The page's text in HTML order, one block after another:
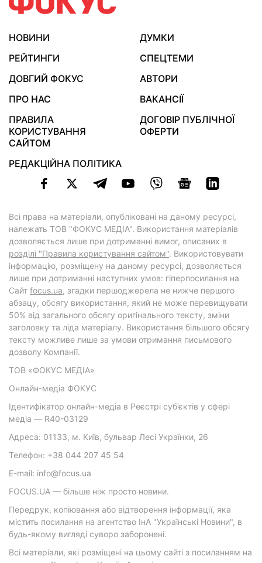
НОВИНИ
ДУМКИ
РЕЙТИНГИ
СПЕЦТЕМИ
ДОВГИЙ ФОКУС
АВТОРИ
ПРО НАС
ВАКАНСІЇ
ПРАВИЛА
КОРИСТУВАННЯ
САЙТОМ
ДОГОВІР ПУБЛІЧНОЇ
ОФЕРТИ
РЕДАКЦІЙНА ПОЛІТИКА
Всі права на матеріали, опубліковані на даному ресурсі,
належать ТОВ "ФОКУС МЕДІА". Використання матеріалів
дозволяється лише при дотриманні вимог, описаних в
розділі "Правила користування сайтом". Використовувати
інформацію, розміщену на даному ресурсі, дозволяється
лише при дотриманні наступних умов: гіперпосилання на
Cайт focus.ua, згадки першоджерела не нижче першого
абзацу, обсягу використання, який не може перевищувати
50% від загального обсягу оригінального тексту, зміни
заголовку та ліда матеріалу. Використання більшого обсягу
тексту можливе лише за умови отримання письмового
дозволу Компанії.
ТОВ «ФОКУС МЕДІА»
Онлайн-медіа ФОКУС
Ідентифікатор онлайн-медіа в Реєстрі суб’єктів у сфері
медіа — R40-03129
Адреса: 01133, м. Київ, бульвар Лесі Українки, 26
Телефон: +38 044 207 45 54
E-mail: info@focus.ua
FOCUS.UA — більше ніж просто новини.
Передрук, копіювання або відтворення інформації, яка
містить посилання на агентство ІнА "Українські Новини", в
будь-якому вигляді суворо заборонені.
Всі матеріали, які розміщені на цьому сайті з посиланням на